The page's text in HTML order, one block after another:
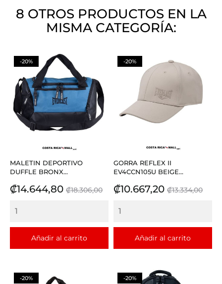
8 OTROS PRODUCTOS EN LA
MISMA CATEGORÍA:
MALETIN DEPORTIVO
DUFFLE BRONX...
Precio
₡14.644,80 Precio
₡18.306,00
Añadir al carrito
-20%
GORRA REFLEX II
EV4CCN105U BEIGE...
Precio
₡10.667,20 Precio
₡13.334,00
Añadir al carrito
-20%
-20% -20%